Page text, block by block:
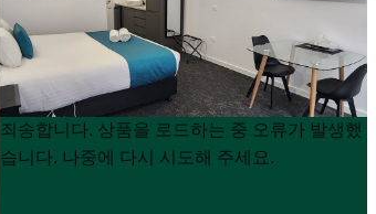
Product
List
Product
List
죄송합니다. 상품을 로드하는 중 오류가 발생했
습니다. 나중에 다시 시도해 주세요.